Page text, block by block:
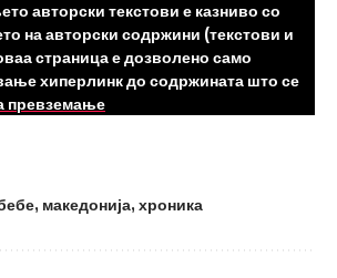
авторски текстови е казниво со
на авторски содржини (текстови и
страница е дозволено само
хиперлинк до содржината што се
превземање
, македонија, хроника